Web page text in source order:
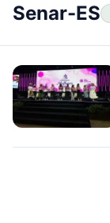
Senar-ES